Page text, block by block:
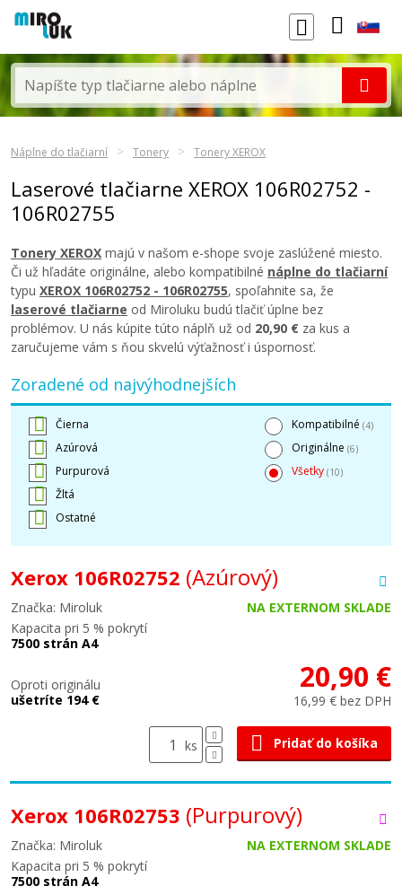
Náplne do tlačiarní Tonery Tonery XEROX
Laserové tlačiarne XEROX 106R02752 -
106R02755
Tonery XEROX majú v našom e-shope svoje zaslúžené miesto.
Či už hľadáte originálne, alebo kompatibilné náplne do tlačiarní
typu XEROX 106R02752 - 106R02755, spoľahnite sa, že
laserové tlačiarne od Miroluku budú tlačiť úplne bez
problémov. U nás kúpite túto náplň už od 20,90 € za kus a
zaručujeme vám s ňou skvelú výťažnosť i úspornosť.
Zoradené od najvýhodnejších
Čierna
Azúrová
Purpurová
Žltá
Ostatné
Kompatibilné (4)
Originálne (6)
Všetky (10)
Xerox 106R02752 (Azúrový)
Značka: Miroluk
NA EXTERNOM SKLADE
Kapacita pri 5 % pokrytí
7500 strán A4
Oproti originálu
ušetríte 194 €
20,90 €
16,99 € bez DPH
ks Pridať do košíka
Xerox 106R02753 (Purpurový)
Značka: Miroluk
NA EXTERNOM SKLADE
Kapacita pri 5 % pokrytí
7500 strán A4